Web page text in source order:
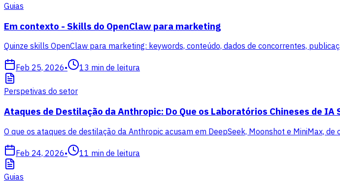
Guias
Em contexto - Skills do OpenClaw para marketing
Quinze skills OpenClaw para marketing: keywords, conteúdo, dados de concorrentes,
Feb 25, 2026• 13 min de leitura
Perspetivas do setor
Ataques de Destilação da Anthropic: Do Que os Laboratórios Chineses de IA
O que os ataques de destilação da Anthropic acusam em DeepSeek, Moonshot e MiniMax,
Feb 24, 2026• 11 min de leitura
Guias